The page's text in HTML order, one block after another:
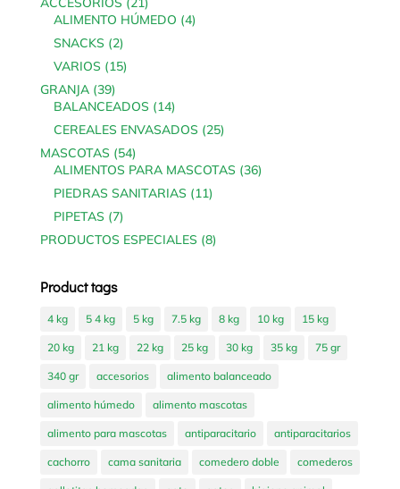
products
ALIMENTO HÚMEDO 44
SNACKS 22
products
VARIOS 1515
GRANJA 3939
products
BALANCEADOS 1414
products
CEREALES ENVASADOS 2525
MASCOTAS 5454
products
ALIMENTOS PARA MASCOTAS 3636
PIEDRAS SANITARIAS 1111
PIPETAS 77
products
PRODUCTOS ESPECIALES 88
Product tags
4 kg 5 4 kg 5 kg 7.5 kg 8 kg 10 kg 15 kg
20 kg 21 kg 22 kg 25 kg 30 kg 35 kg 75 gr
340 gr accesorios alimento balanceado
alimento húmedo alimento mascotas
alimento para mascotas antiparacitario antiparacitarios
cachorro cama sanitaria comedero doble comederos